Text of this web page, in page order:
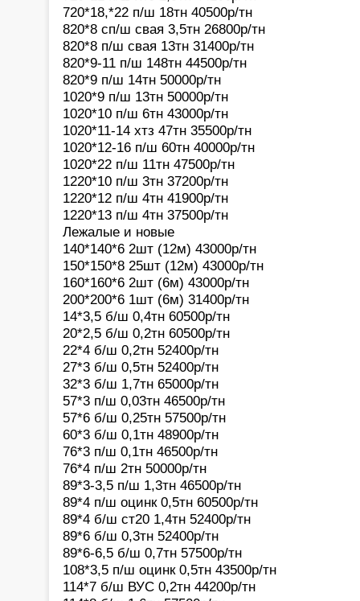
720*18,*22 п/ш 18тн 40500р/тн
820*8 сп/ш свая 3,5тн 26800р/тн
820*8 п/ш свая 13тн 31400р/тн
820*9-11 п/ш 148тн 44500р/тн
820*9 п/ш 14тн 50000р/тн
1020*9 п/ш 13тн 50000р/тн
1020*10 п/ш 6тн 43000р/тн
1020*11-14 хтз 47тн 35500р/тн
1020*12-16 п/ш 60тн 40000р/тн
1020*22 п/ш 11тн 47500р/тн
1220*10 п/ш 3тн 37200р/тн
1220*12 п/ш 4тн 41900р/тн
1220*13 п/ш 4тн 37500р/тн
Лежалые и новые
140*140*6 2шт (12м) 43000р/тн
150*150*8 25шт (12м) 43000р/тн
160*160*6 2шт (6м) 43000р/тн
200*200*6 1шт (6м) 31400р/тн
14*3,5 б/ш 0,4тн 60500р/тн
20*2,5 б/ш 0,2тн 60500р/тн
22*4 б/ш 0,2тн 52400р/тн
27*3 б/ш 0,5тн 52400р/тн
32*3 б/ш 1,7тн 65000р/тн
57*3 п/ш 0,03тн 46500р/тн
57*6 б/ш 0,25тн 57500р/тн
60*3 б/ш 0,1тн 48900р/тн
76*3 п/ш 0,1тн 46500р/тн
76*4 п/ш 2тн 50000р/тн
89*3-3,5 п/ш 1,3тн 46500р/тн
89*4 п/ш оцинк 0,5тн 60500р/тн
89*4 б/ш ст20 1,4тн 52400р/тн
89*6 б/ш 0,3тн 52400р/тн
89*6-6,5 б/ш 0,7тн 57500р/тн
108*3,5 п/ш оцинк 0,5тн 43500р/тн
114*7 б/ш ВУС 0,2тн 44200р/тн